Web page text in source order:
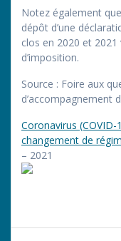
Notez également
dépôt d’une
clos en 2020 et
d’imposition.
Source : Foire aux
d’accompagnement
Coronavirus (COVID-
changement de
– 2021